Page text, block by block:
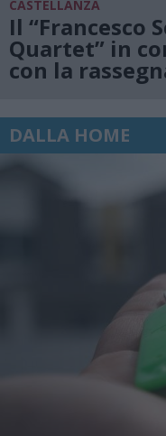
CASTELLANZA
Il “Francesco
Quartet” in
con la
DALLA HOME